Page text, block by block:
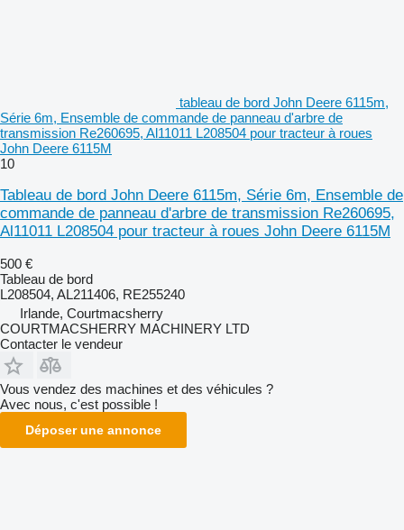
tableau de bord John Deere 6115m,
Série 6m, Ensemble de commande de panneau d'arbre de
transmission Re260695, Al11011 L208504 pour tracteur à roues
John Deere 6115M
10
Tableau de bord John Deere 6115m, Série 6m, Ensemble de
commande de panneau d'arbre de transmission Re260695,
Al11011 L208504 pour tracteur à roues John Deere 6115M
500 €
Tableau de bord
L208504, AL211406, RE255240
Irlande, Courtmacsherry
COURTMACSHERRY MACHINERY LTD
Contacter le vendeur
Vous vendez des machines et des véhicules ?
Avec nous, c'est possible !
Déposer une annonce